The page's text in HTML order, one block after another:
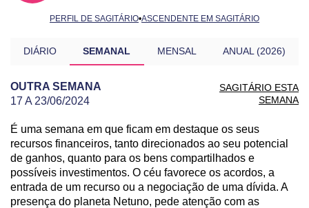
PERFIL DE SAGITÁRIO•ASCENDENTE EM SAGITÁRIO
DIÁRIO SEMANAL MENSAL ANUAL (2026)
OUTRA SEMANA
17 A 23/06/2024
SAGITÁRIO ESTA
SEMANA
PREVISÃO DE SAGITÁRIO PARA OUTRA SEMANA
É uma semana em que ficam em destaque os seus
recursos financeiros, tanto direcionados ao seu potencial
de ganhos, quanto para os bens compartilhados e
possíveis investimentos. O céu favorece os acordos, a
entrada de um recurso ou a negociação de uma dívida. A
presença do planeta Netuno, pede atenção com as